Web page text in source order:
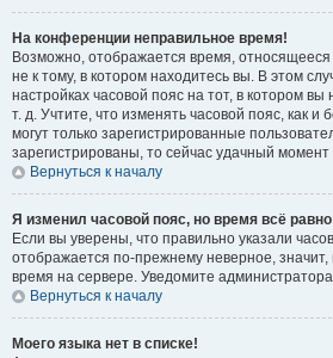
На конференции неправильное время!
Возможно, отображается время, относящееся
не к тому, в котором находитесь вы. В этом
настройках часовой пояс на тот, в котором вы
т. д. Учтите, что изменять часовой пояс, как и
могут только зарегистрированные
зарегистрированы, то сейчас удачный момент
Вернуться к началу
Я изменил часовой пояс, но время всё
Если вы уверены, что правильно указали
отображается по-прежнему неверное,
время на сервере. Уведомите
Вернуться к началу
Моего языка нет в списке!